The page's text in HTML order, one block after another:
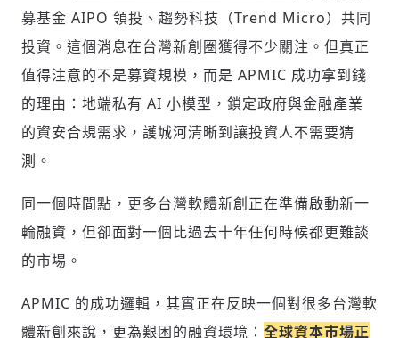
募基金 AIPO 領投、趨勢科技（Trend Micro）共同
投資。這個消息在台灣新創圈獲得不少關注。但真正
值得注意的不是募資規模，而是 APMIC 成功拿到錢
的理由：地端私有 AI 小模型，鎖定政府與金融產業
的資安合規需求，護城河清晰到讓投資人不需要猜
測。
同一個時間點，更多台灣軟體新創正在準備啟動新一
輪融資，但卻面對一個比過去十年任何時候都更難談
的市場。
APMIC 的成功邏輯，其實正在反映一個對很多台灣軟
體新創來說，更為艱困的融資環境： 全球資本市場正